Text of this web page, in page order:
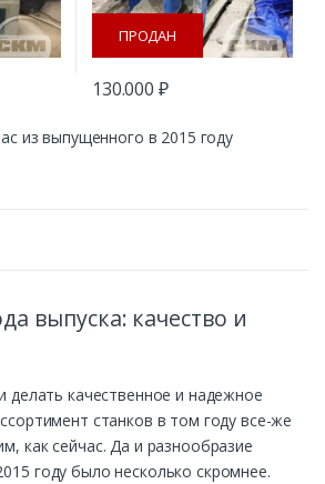
ПРОДАН
130.000 ₽
из выпущенного в 2015 году
выпуска: качество и
делать качественное и надежное
станков в том году все-же
как сейчас. Да и разнообразие
году было несколько скромнее.